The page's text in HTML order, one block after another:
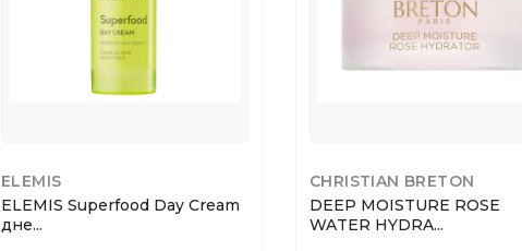
ELEMIS
ELEMIS Superfood Day Cream
дне...
CHRISTIAN BRETON
DEEP MOISTURE ROSE
WATER HYDRA...